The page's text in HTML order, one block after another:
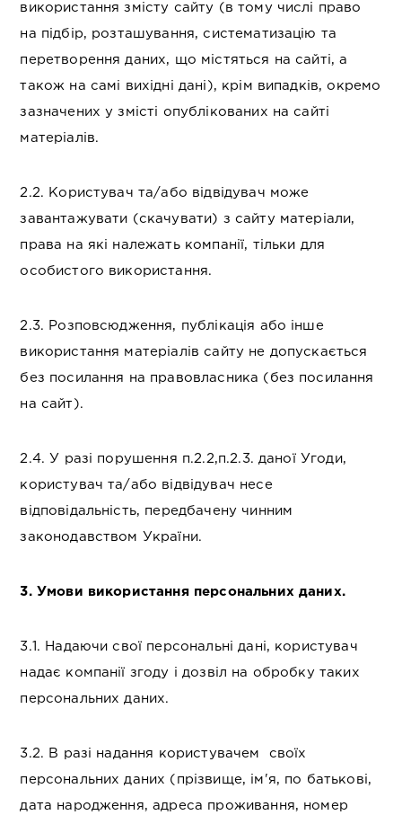
використання змісту сайту (в тому числі право
на підбір, розташування, систематизацію та
перетворення даних, що містяться на сайті, а
також на самі вихідні дані), крім випадків, окремо
зазначених у змісті опублікованих на сайті
матеріалів.
2.2. Користувач та/або відвідувач може
завантажувати (скачувати) з сайту матеріали,
права на які належать компанії, тільки для
особистого використання.
2.3. Розповсюдження, публікація або інше
використання матеріалів сайту не допускається
без посилання на правовласника (без посилання
на сайт).
2.4. У разі порушення п.2.2,п.2.3. даної Угоди,
користувач та/або відвідувач несе
відповідальність, передбачену чинним
законодавством України.
3. Умови використання персональних даних.
3.1. Надаючи свої персональні дані, користувач
надає компанії згоду і дозвіл на обробку таких
персональних даних.
3.2. В разі надання користувачем своїх
персональних даних (прізвище, ім'я, по батькові,
дата народження, адреса проживання, номер